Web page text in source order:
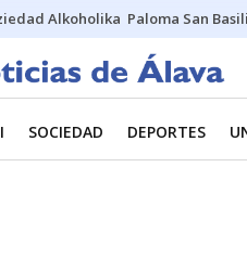
Alkoholika Paloma San
SOCIEDAD DEPORTES